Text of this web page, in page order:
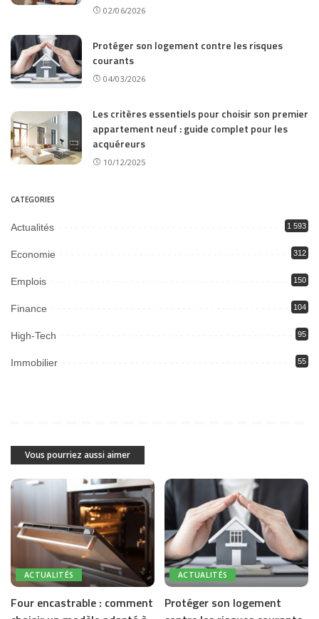
02/06/2026
Protéger son logement contre les risques
courants
04/03/2026
Les critères essentiels pour choisir son premier
appartement neuf : guide complet pour les
acquéreurs
10/12/2025
CATEGORIES
Actualités 1 593
Economie 312
Emplois 150
Finance 104
High-Tech 95
Immobilier 55
Vous pourriez aussi aimer
ACTUALITÉS
Four encastrable : comment
ACTUALITÉS
Protéger son logement